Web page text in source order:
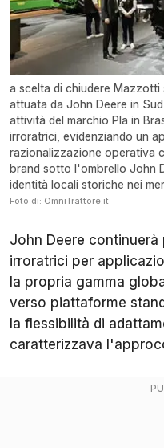
a scelta di chiudere
attuata da John Deere in
attività del marchio Pla in
irroratrici, evidenziando un
razionalizzazione operativa
brand sotto l'ombrello John
identità locali storiche nei
Foto di: OmniTrattore.it
John Deere
irroratrici per
la propria gamma
verso piattaforme
la flessibilità di
caratterizzava